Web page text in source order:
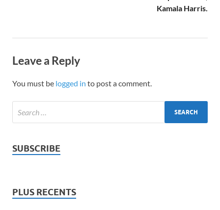
Kamala Harris.
Leave a Reply
You must be logged in to post a comment.
SUBSCRIBE
PLUS RECENTS